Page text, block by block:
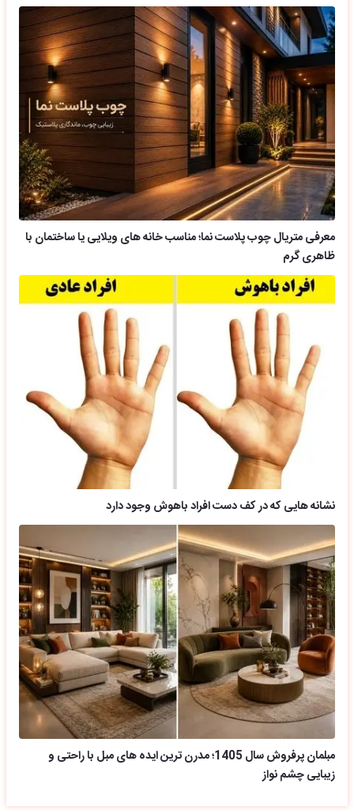
معرفی متریال چوب پلاست نما؛ مناسب خانه های ویلایی یا ساختمان با
ظاهری گرم
نشانه هایی که در کف دست افراد باهوش وجود دارد
مبلمان پرفروش سال 1405؛ مدرن ترین ایده های مبل با راحتی و
زیبایی چشم نواز